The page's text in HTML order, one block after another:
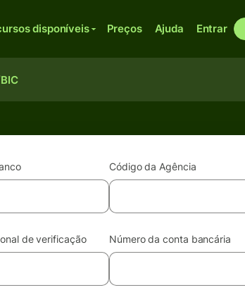
disponíveis Preços Ajuda Entrar
Código da Agência
de verificação Número da conta bancária